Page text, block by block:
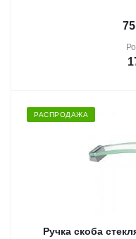
РАСПРОДАЖА
Ручка скоба